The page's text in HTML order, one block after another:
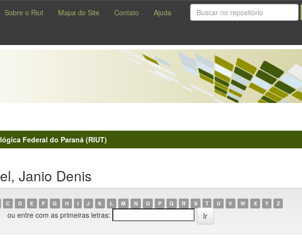
Sobre o Riut Mapa do Site Contato Ajuda
Federal do Paraná (RIUT)
Janio Denis
C D E F G H I J K L M N O P Q R S T U V W X Y Z
ou entre com as primeiras letras: